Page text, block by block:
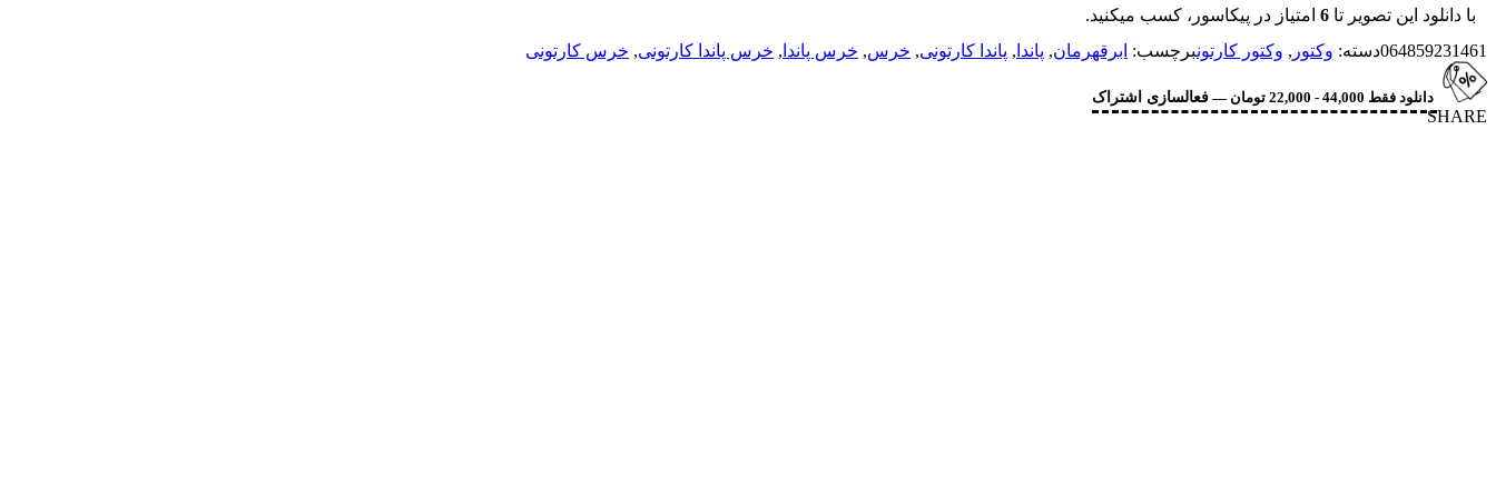
با دانلود این تصویر تا 6 امتیاز در پیکاسور، کسب میکنید.
064859231461دسته: وکتور , وکتور کارتونبرچسب: ابرقهرمان, پاندا , پاندا کارتونی, خرس, خرس پاندا , خرس پاندا کارتونی, خرس کارتونی
دانلود فقط 44,000 - 22,000 تومان — فعالسازی اشتراک
SHARE